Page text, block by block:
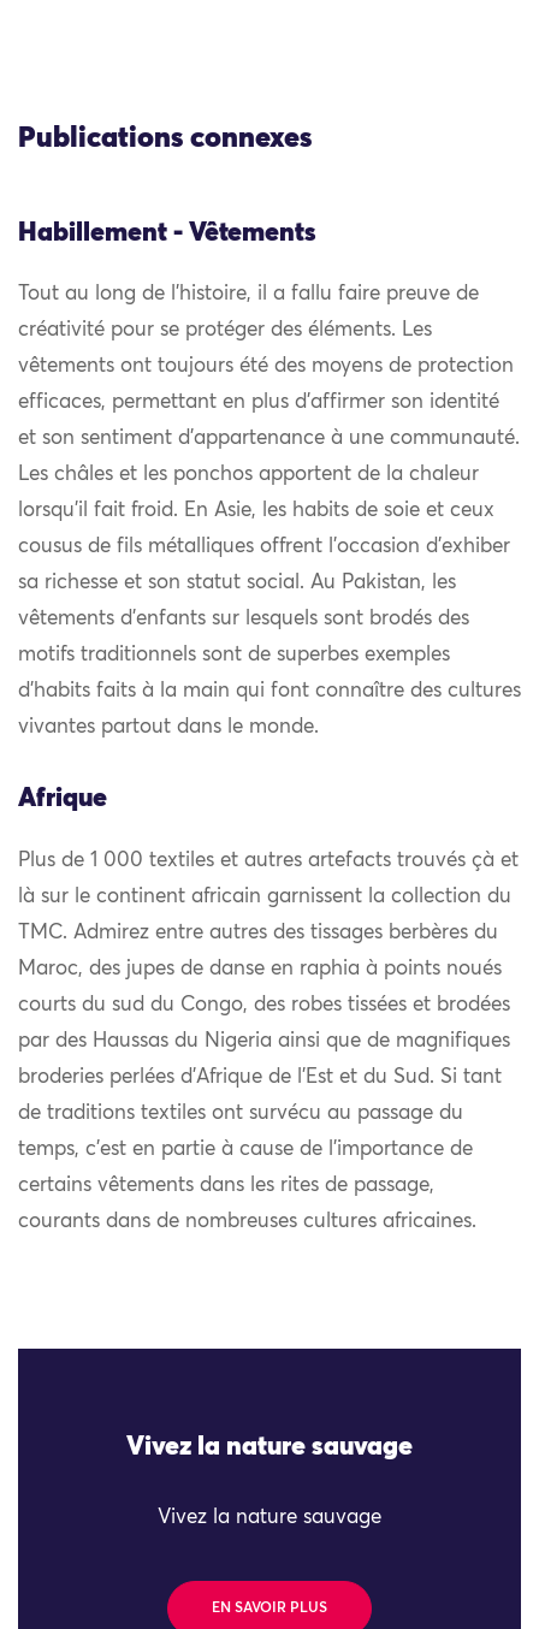
Publications connexes
Habillement - Vêtements
Tout au long de l’histoire, il a fallu faire preuve de
créativité pour se protéger des éléments. Les
vêtements ont toujours été des moyens de protection
efficaces, permettant en plus d’affirmer son identité
et son sentiment d’appartenance à une communauté.
Les châles et les ponchos apportent de la chaleur
lorsqu’il fait froid. En Asie, les habits de soie et ceux
cousus de fils métalliques offrent l’occasion d’exhiber
sa richesse et son statut social. Au Pakistan, les
vêtements d’enfants sur lesquels sont brodés des
motifs traditionnels sont de superbes exemples
d’habits faits à la main qui font connaître des cultures
vivantes partout dans le monde.
Afrique
Plus de 1 000 textiles et autres artefacts trouvés çà et
là sur le continent africain garnissent la collection du
TMC. Admirez entre autres des tissages berbères du
Maroc, des jupes de danse en raphia à points noués
courts du sud du Congo, des robes tissées et brodées
par des Haussas du Nigeria ainsi que de magnifiques
broderies perlées d’Afrique de l’Est et du Sud. Si tant
de traditions textiles ont survécu au passage du
temps, c’est en partie à cause de l’importance de
certains vêtements dans les rites de passage,
courants dans de nombreuses cultures africaines.
Vivez la nature sauvage
Vivez la nature sauvage
EN SAVOIR PLUS